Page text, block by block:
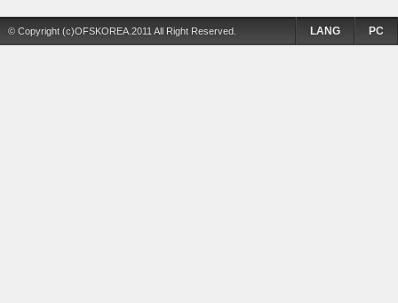
© Copyright (c)OFSKOREA.2011 All Right Reserved. PC
LANG